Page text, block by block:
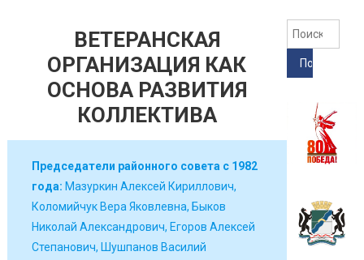
ВЕТЕРАНСКАЯ
ОРГАНИЗАЦИЯ КАК
ОСНОВА РАЗВИТИЯ
КОЛЛЕКТИВА
Председатели районного совета с 1982
года: Мазуркин Алексей Кириллович,
Коломийчук Вера Яковлевна, Быков
Николай Александрович, Егоров Алексей
Степанович, Шушпанов Василий